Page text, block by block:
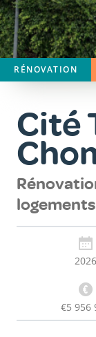
Cité
logements
2026
€5 956
RÉNOVATION